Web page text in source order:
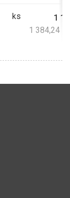
ks
1
1 384,24